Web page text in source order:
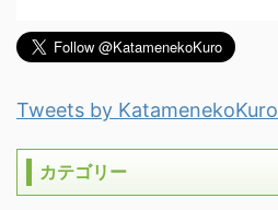
Tweets by KatamenekoKuro
カテゴリー